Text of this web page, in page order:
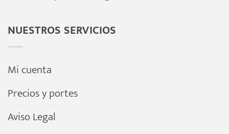
NUESTROS SERVICIOS
Mi cuenta
Precios y portes
Aviso Legal